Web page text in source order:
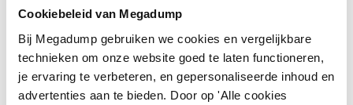
Cookiebeleid van Megadump
Bij Megadump gebruiken we cookies en vergelijkbare
technieken om onze website goed te laten functioneren,
je ervaring te verbeteren, en gepersonaliseerde inhoud en
advertenties aan te bieden. Door op 'Alle cookies
Topplaat maten
Breedte: 59.4 cm
Hoogte: 1.8 cm
Diepte: 47.5 cm